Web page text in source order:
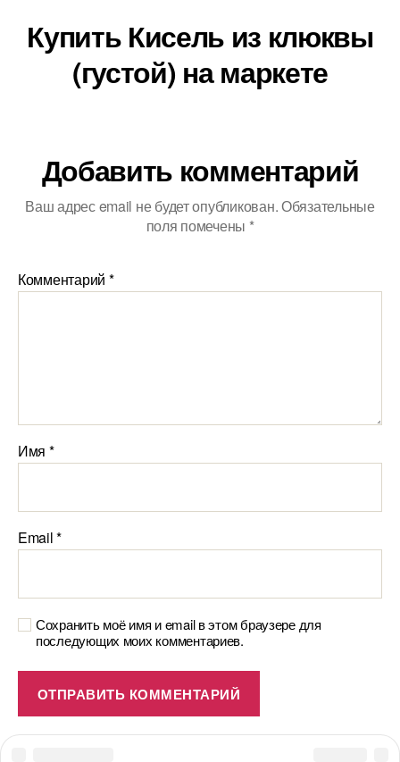
Купить Кисель из клюквы
(густой) на маркете
Добавить комментарий
Ваш адрес email не будет опубликован.Обязательные
поля помечены *
Комментарий *
Имя *
Email*
Сохранить моё имя и email в этом браузере для
последующих моих комментариев.